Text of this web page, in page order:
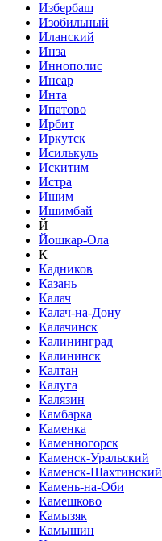
Избербаш
Изобильный
Иланский
Инза
Иннополис
Инсар
Инта
Ипатово
Ирбит
Иркутск
Исилькуль
Искитим
Истра
Ишим
Ишимбай
Й
Йошкар-Ола
К
Кадников
Казань
Калач
Калач-на-Дону
Калачинск
Калининград
Калининск
Калтан
Калуга
Калязин
Камбарка
Каменка
Каменногорск
Каменск-Уральский
Каменск-Шахтинский
Камень-на-Оби
Камешково
Камызяк
Камышин